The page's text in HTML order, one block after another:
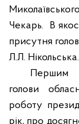
Чекарь.
В
присутня
Л.Л. Нікольська.
Першим
голови
роботу
рік, про